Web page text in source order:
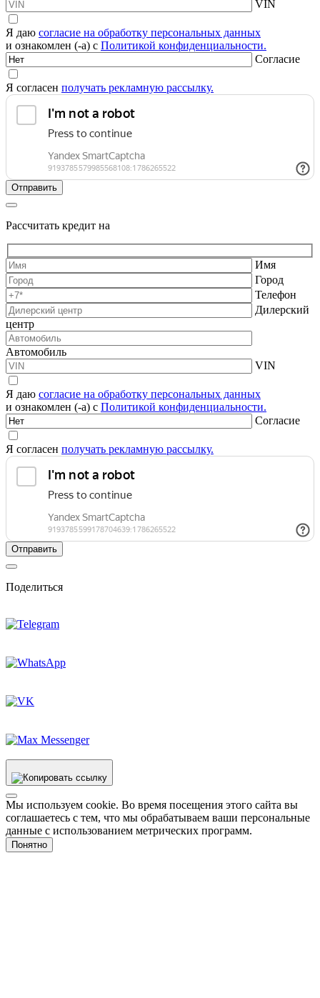
VIN
Я даю согласие на обработку персональных данных
и ознакомлен (-а) с Политикой конфиденциальности.
Согласие
Я согласен получать рекламную рассылку.
Рассчитать кредит на
Имя
Город
Телефон
Дилерский
центр
Автомобиль
VIN
Я даю согласие на обработку персональных данных
и ознакомлен (-а) с Политикой конфиденциальности.
Согласие
Я согласен получать рекламную рассылку.
Поделиться
Мы используем cookie. Во время посещения этого сайта вы
соглашаетесь с тем, что мы обрабатываем ваши персональные
данные с использованием метрических программ.
Понятно